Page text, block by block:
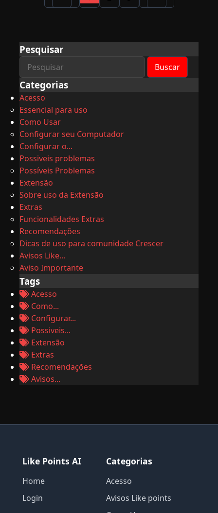
Pesquisar
Categorias
Acesso
Essencial para uso
Como Usar
Configurar seu Computador
Configurar o...
Possiveis problemas
Possíveis Problemas
Extensão
Sobre uso da Extensão
Extras
Funcionalidades Extras
Recomendações
Dicas de uso para comunidade Crescer
Avisos Like...
Aviso Importante
Tags
Acesso
Como...
Configurar...
Possiveis...
Extensão
Extras
Recomendações
Avisos...
Like Points AI
Home
Login
Categorias
Acesso
Avisos Like points